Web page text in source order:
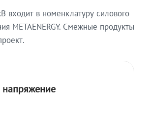
входит в номенклатуру силового
METAENERGY. Смежные продукты